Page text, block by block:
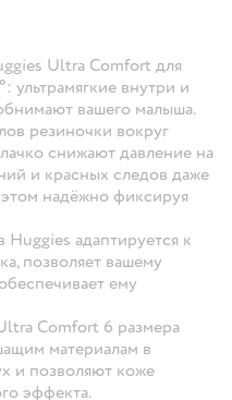
Ultra Comfort для
ультрамягкие внутри и
вашего малыша.
резиночки вокруг
снижают давление на
и красных следов даже
надёжно фиксируя
адаптируется к
позволяет вашему
ему
Comfort 6 размера
материалам в
и позволяют коже
эффекта.